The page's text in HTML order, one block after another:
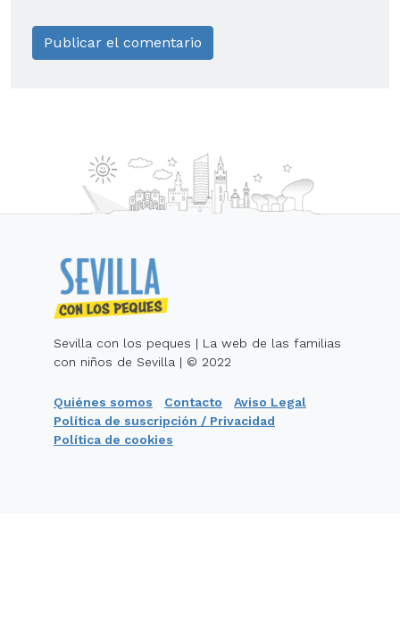
Sevilla con los peques | La web de las familias
con niños de Sevilla | © 2022
Quiénes somos Contacto
Aviso Legal
Política de suscripción / Privacidad
Política de cookies